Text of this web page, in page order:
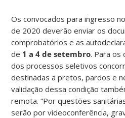
Os convocados para ingresso
de 2020 deverão enviar os
comprobatórios e as
de 1 a 4 de setembro. Para os
dos processos seletivos
destinadas a pretos, pardos e
validação dessa condição
remota. “Por questões
serão por videoconferência,